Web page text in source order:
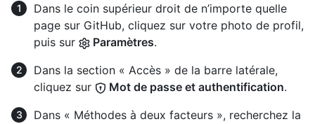
Dans le coin supérieur droit de n’importe quelle
page sur GitHub, cliquez sur votre photo de profil,
puis sur
Paramètres.
Dans la section « Accès » de la barre latérale,
cliquez sur
Mot de passe et authentification.
Dans « Méthodes à deux facteurs », recherchez la